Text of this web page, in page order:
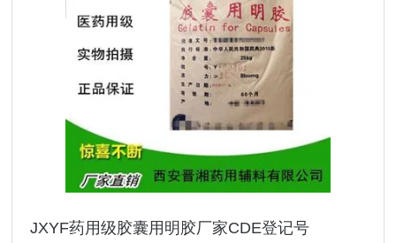
JXYF药用级胶囊用明胶厂家CDE登记号